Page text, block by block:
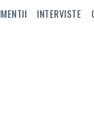
INTERVISTE